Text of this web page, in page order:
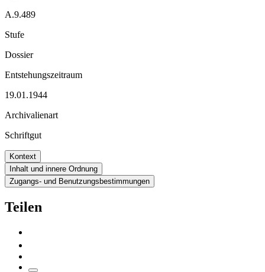
A.9.489
Stufe
Dossier
Entstehungszeitraum
19.01.1944
Archivalienart
Schriftgut
Kontext
Inhalt und innere Ordnung
Zugangs- und Benutzungsbestimmungen
Teilen